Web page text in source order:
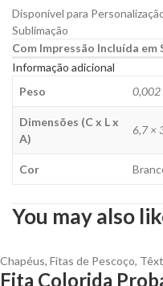
Disponível para
Sublimação
Com Impressão Incluída em
Informação adicional
Peso
0,002
Dimensões (C x L x
A)
6,7 ×
Cor
You may also
Chapéus, Fitas de Pescoço,
Fita Colorida